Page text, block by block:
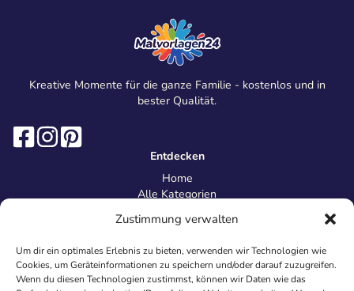
Zustimmung verwalten
Um dir ein optimales Erlebnis zu bieten, verwenden wir Technologien wie
Cookies, um Geräteinformationen zu speichern und/oder darauf zuzugreifen.
Wenn du diesen Technologien zustimmst, können wir Daten wie das
Kreative Momente für die ganze Familie - kostenlos und in
bester Qualität.
Entdecken
Home
Alle Kategorien
Information
Über uns
Kontakt
Inhaltsrichtlinien